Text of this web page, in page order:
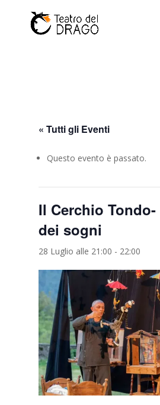
« Tutti gli Eventi
Questo evento è passato.
Il Cerchio Tondo-
dei sogni
28 Luglio alle 21:00 - 22:00